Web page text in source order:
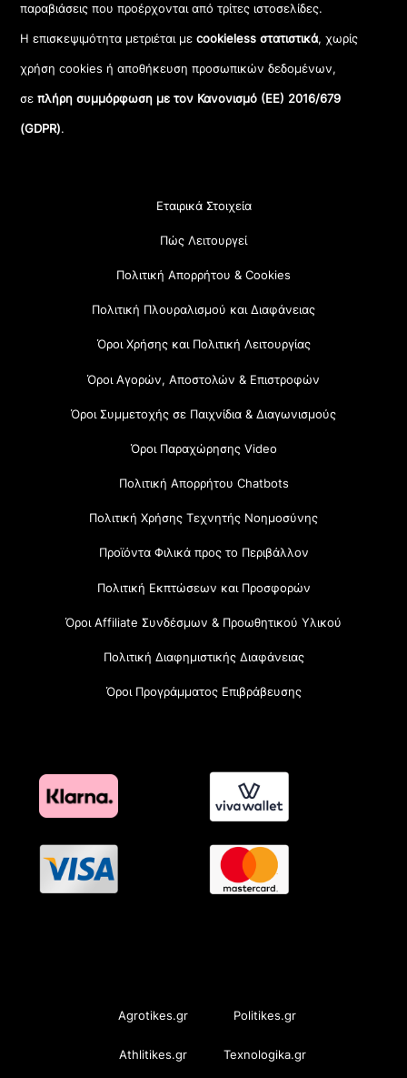
παραβιάσεις που προέρχονται από τρίτες ιστοσελίδες.
Η επισκεψιμότητα μετριέται μεcookieless στατιστικά, χωρίς
χρήση cookies ή αποθήκευση προσωπικών δεδομένων,
σεπλήρη συμμόρφωση με τον Κανονισμό (ΕΕ) 2016/679
(GDPR).
Εταιρικά Στοιχεία
Πώς Λειτουργεί
Πολιτική Απορρήτου & Cookies
Πολιτική Πλουραλισμού και Διαφάνειας
Όροι Χρήσης και Πολιτική Λειτουργίας
Όροι Αγορών, Αποστολών & Επιστροφών
Όροι Συμμετοχής σε Παιχνίδια & Διαγωνισμούς
Όροι Παραχώρησης Video
Πολιτική Απορρήτου Chatbots
Πολιτική Χρήσης Τεχνητής Νοημοσύνης
Προϊόντα Φιλικά προς το Περιβάλλον
Πολιτική Εκπτώσεων και Προσφορών
Όροι Affiliate Συνδέσμων & Προωθητικού Υλικού
Πολιτική Διαφημιστικής Διαφάνειας
Όροι Προγράμματος Επιβράβευσης
Agrotikes.gr Politikes.gr
Athlitikes.gr Texnologika.gr